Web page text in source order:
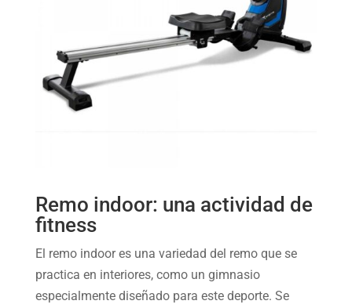
Remo indoor: una actividad de
fitness
El remo indoor es una variedad del remo que se
practica en interiores, como un gimnasio
especialmente diseñado para este deporte. Se